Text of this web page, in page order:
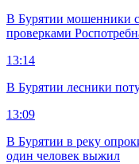
В Бурятии мошенники
проверками
13:14
В Бурятии лесники
13:09
В Бурятии в реку
один человек выжил